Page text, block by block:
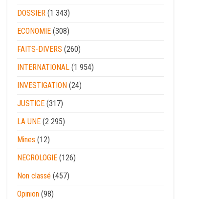
DOSSIER (1 343)
ECONOMIE (308)
FAITS-DIVERS (260)
INTERNATIONAL (1 954)
INVESTIGATION (24)
JUSTICE (317)
LA UNE (2 295)
Mines (12)
NECROLOGIE (126)
Non classé (457)
Opinion (98)